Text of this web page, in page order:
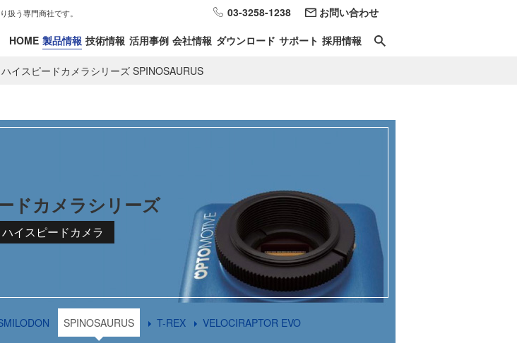
う専門商社です。 03-3258-1238
お問い合わせ
HOME 製品情報 技術情報 活用事例 会社情報 ダウンロード サポート 採用情報
イスピードカメラシリーズ SPINOSAURUS
ドカメラシリーズ
イスピードカメラ
SPINOSAURUS T-REX
VELOCIRAPTOR EVO